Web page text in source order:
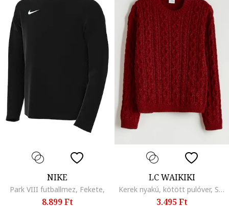
NIKE
Park VIII futballmez, Fekete,
8.899 Ft
LC WAIKIKI
Kerek nyakú, kötött pulóver, Sötétpiros
3.495 Ft